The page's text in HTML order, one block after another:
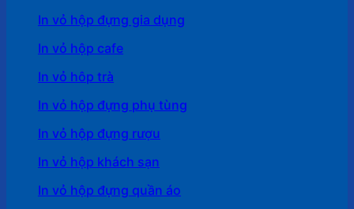
In vỏ hộp đựng gia dụng
In vỏ hộp cafe
In vỏ hôp trà
In vỏ hộp đựng phụ tùng
In vỏ hộp đựng rượu
In vỏ hộp khách sạn
In vỏ hộp đựng quần áo